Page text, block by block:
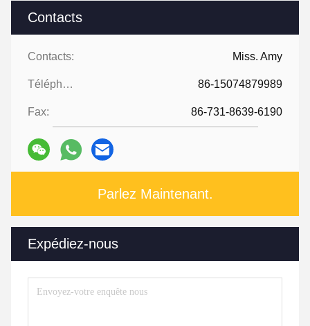
Contacts
Contacts: Miss. Amy
Téléphone: 86-15074879989
Fax: 86-731-8639-6190
Parlez Maintenant.
Expédiez-nous